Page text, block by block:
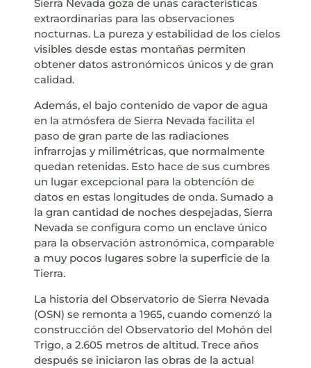
Sierra Nevada goza de unas características
extraordinarias para las observaciones
nocturnas. La pureza y estabilidad de los cielos
visibles desde estas montañas permiten
obtener datos astronómicos únicos y de gran
calidad.
Además, el bajo contenido de vapor de agua
en la atmósfera de Sierra Nevada facilita el
paso de gran parte de las radiaciones
infrarrojas y milimétricas, que normalmente
quedan retenidas. Esto hace de sus cumbres
un lugar excepcional para la obtención de
datos en estas longitudes de onda. Sumado a
la gran cantidad de noches despejadas, Sierra
Nevada se configura como un enclave único
para la observación astronómica, comparable
a muy pocos lugares sobre la superficie de la
Tierra.
La historia del Observatorio de Sierra Nevada
(OSN) se remonta a 1965, cuando comenzó la
construcción del Observatorio del Mohón del
Trigo, a 2.605 metros de altitud. Trece años
después se iniciaron las obras de la actual